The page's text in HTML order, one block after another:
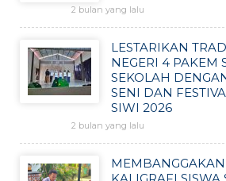
2 bulan yang lalu
LESTARIKAN
NEGERI 4 PAKEM
SEKOLAH
SENI DAN
SIWI 2026
2 bulan yang lalu
MEMBANGGAKAN